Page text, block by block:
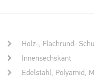
Holz-, Flachrund-
Innensechskant
Edelstahl, Polyamid,